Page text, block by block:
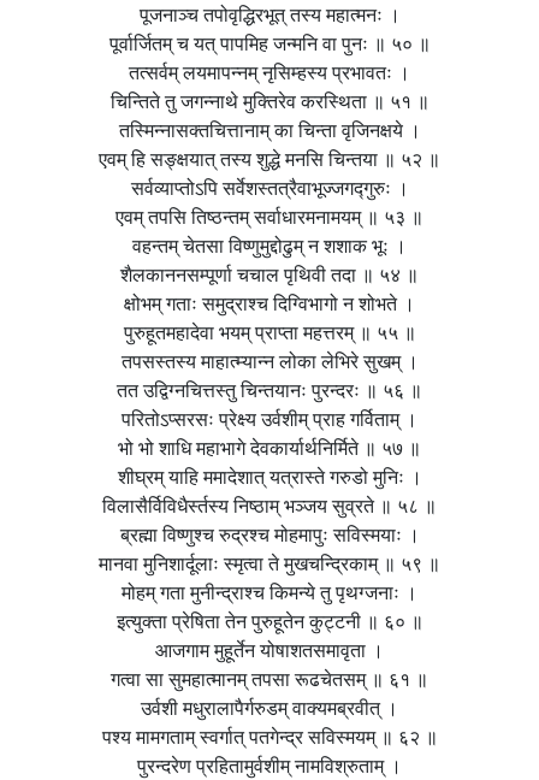
पूजनाञ्च तपोवृद्धिरभूत् तस्य महात्मनः ।
पूर्वार्जितम् च यत् पापमिह जन्मनि वा पुनः ॥ ५० ॥
तत्सर्वम् लयमापन्नम् नृसिम्हस्य प्रभावतः ।
चिन्तिते तु जगन्नाथे मुक्तिरेव करस्थिता ॥ ५१ ॥
तस्मिन्नासक्तचित्तानाम् का चिन्ता वृजिनक्षये ।
एवम् हि सङ्क्षयात् तस्य शुद्धे मनसि चिन्तया ॥ ५२ ॥
सर्वव्याप्तोऽपि सर्वेशस्तत्रैवाभूज्जगद्गुरुः ।
एवम् तपसि तिष्ठन्तम् सर्वाधारमनामयम् ॥ ५३ ॥
वहन्तम् चेतसा विष्णुमुद्दोढुम् न शशाक भूः ।
शैलकाननसम्पूर्णा चचाल पृथिवी तदा ॥ ५४ ॥
क्षोभम् गताः समुद्राश्च दिग्विभागो न शोभते ।
पुरुहूतमहादेवा भयम् प्राप्ता महत्तरम् ॥ ५५ ॥
तपसस्तस्य माहात्म्यान्न लोका लेभिरे सुखम् ।
तत उद्विग्नचित्तस्तु चिन्तयानः पुरन्दरः ॥ ५६ ॥
परितोऽप्सरसः प्रेक्ष्य उर्वशीम् प्राह गर्विताम् ।
भो भो शाधि महाभागे देवकार्यार्थनिर्मिते ॥ ५७ ॥
शीघ्रम् याहि ममादेशात् यत्रास्ते गरुडो मुनिः ।
विलासैर्विविधैर्स्तस्य निष्ठाम् भञ्जय सुव्रते ॥ ५८ ॥
ब्रह्मा विष्णुश्च रुद्रश्च मोहमापुः सविस्मयाः ।
मानवा मुनिशार्दूलाः स्मृत्वा ते मुखचन्द्रिकाम् ॥ ५९ ॥
मोहम् गता मुनीन्द्राश्च किमन्ये तु पृथग्जनाः ।
इत्युक्ता प्रेषिता तेन पुरुहूतेन कुट्टनी ॥ ६० ॥
आजगाम मुहूर्तेन योषाशतसमावृता ।
गत्वा सा सुमहात्मानम् तपसा रूढचेतसम् ॥ ६१ ॥
उर्वशी मधुरालापैर्गरुडम् वाक्यमब्रवीत् ।
पश्य मामगताम् स्वर्गात् पतगेन्द्र सविस्मयम् ॥ ६२ ॥
पुरन्दरेण प्रहितामुर्वशीम् नामविश्रुताम् ।